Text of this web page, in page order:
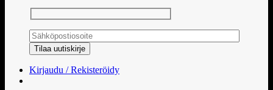
Kirjaudu / Rekisteröidy